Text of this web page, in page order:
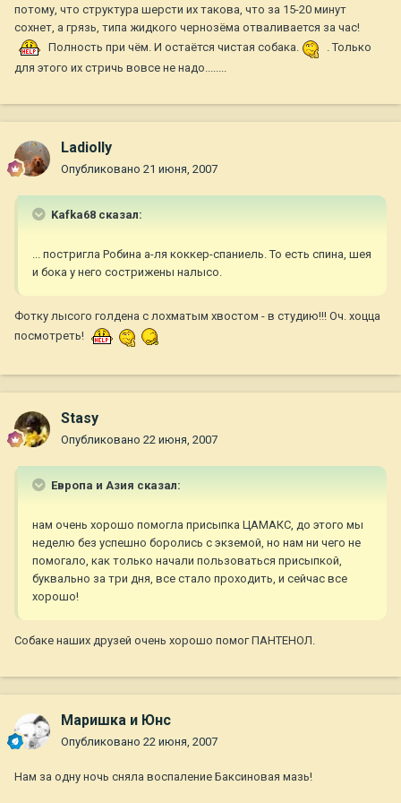
потому, что структура шерсти их такова, что за 15-20 минут
сохнет, а грязь, типа жидкого чернозёма отваливается за час!
Полность при чём. И остаётся чистая собака.
. Только
для этого их стричь вовсе не надо........
Ladiolly
Опубликовано 21 июня, 2007
Kafka68 сказал:
... постригла Робина а-ля коккер-спаниель. То есть спина, шея
и бока у него сострижены налысо.
Фотку лысого голдена с лохматым хвостом - в студию!!! Оч. хоцца
посмотреть!
Stasy
Опубликовано 22 июня, 2007
Европа и Азия сказал:
нам очень хорошо помогла присыпка ЦАМАКС, до этого мы
неделю без успешно боролись с экземой, но нам ни чего не
помогало, как только начали пользоваться присыпкой,
буквально за три дня, все стало проходить, и сейчас все
хорошо!
Собаке наших друзей очень хорошо помог ПАНТЕНОЛ.
Маришка и Юнс
Опубликовано 22 июня, 2007
Нам за одну ночь сняла воспаление Баксиновая мазь!